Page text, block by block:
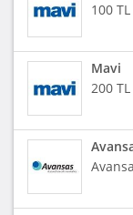
100
Mavi
200